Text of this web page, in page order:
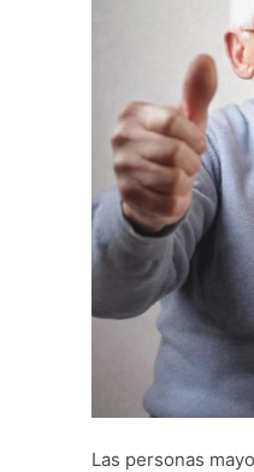
Las personas